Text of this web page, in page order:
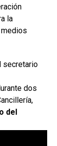
la
secretario
dos
del